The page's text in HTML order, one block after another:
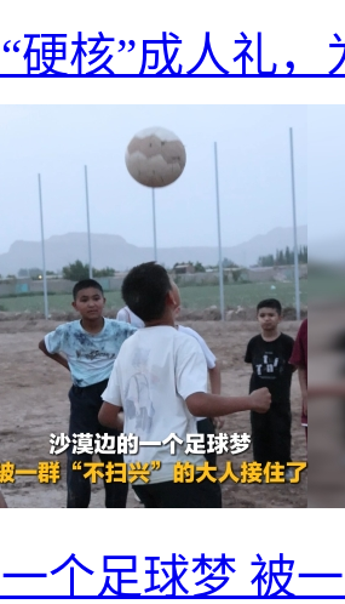
硬核”成人礼
个足球梦 被